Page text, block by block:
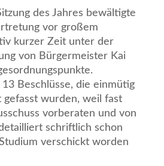
des Jahres bewältigte
vor großem
kurzer Zeit unter der
von Bürgermeister Kai
Beschlüsse, die einmütig
gefasst wurden, weil fast
vorberaten und von
schriftlich schon
verschickt worden